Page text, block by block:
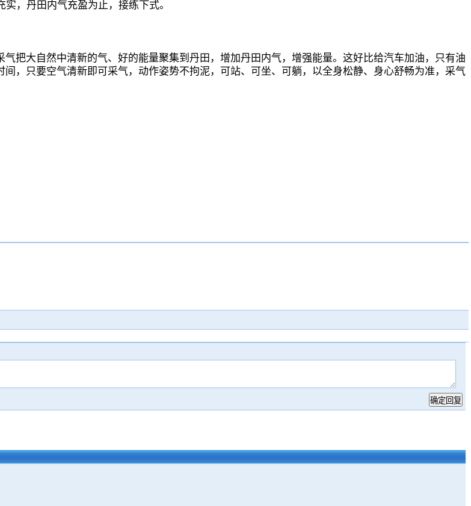
，丹田内气充盈为止，接练下式。
把大自然中清新的气、好的能量聚集到丹田，增加丹田内气，增强能量。这好比给汽车加油，只有油
，只要空气清新即可采气，动作姿势不拘泥，可站、可坐、可躺，以全身松静、身心舒畅为准，采气